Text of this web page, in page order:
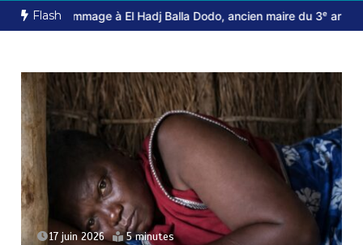
Flashà El Hadj Balla Dodo, ancien maire du 3ᵉ arrondissement
17 juin 2026 5 minutes